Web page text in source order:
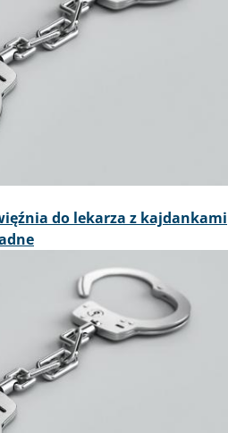
do lekarza z kajdankami